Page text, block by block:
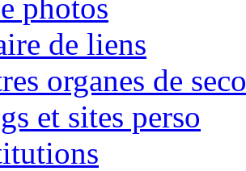
photos
de liens
organes de
et sites perso